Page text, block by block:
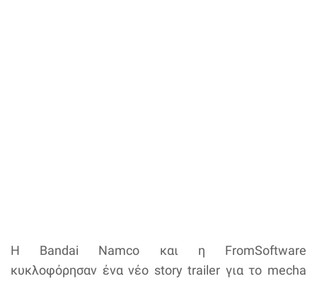
H Bandai Namco και η FromSoftware
κυκλοφόρησαν ένα νέο story trailer για το mecha